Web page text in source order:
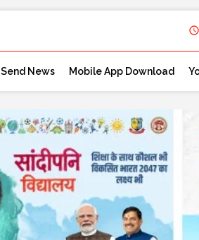
Send News Mobile App Download